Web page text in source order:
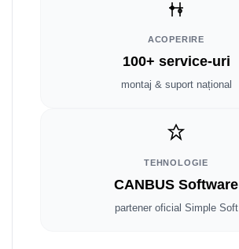
Rame adaptoare Iveco
Rame adaptoare Smart
Rame adaptoare Ssangyong
Rame adaptoare Hummer
ACOPERIRE
100+ service-uri
montaj & suport național
TEHNOLOGIE
CANBUS Software
partener oficial Simple Soft